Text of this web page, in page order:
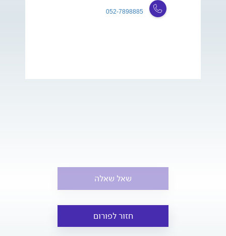
052-7898885
שאל שאלה
חזור לפורום